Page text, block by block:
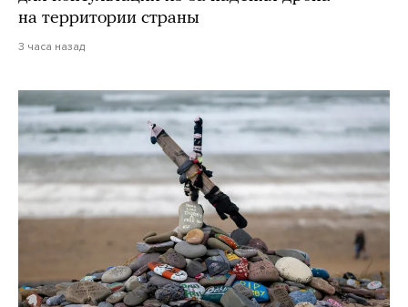
на территории страны
3 часа назад